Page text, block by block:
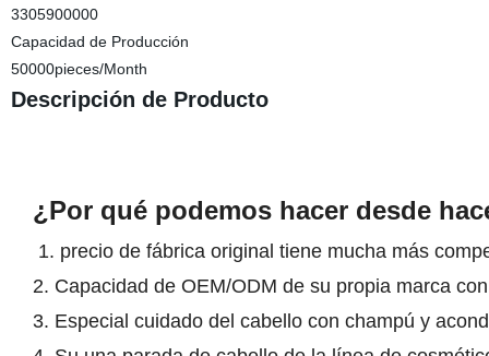
3305900000
Capacidad de Producción
50000pieces/Month
Descripción de Producto
¿Por qué podemos hacer desde
1. precio de fábrica original tiene mucha más
2. Capacidad de OEM/ODM de su propia marca
3. Especial cuidado del cabello con champú y